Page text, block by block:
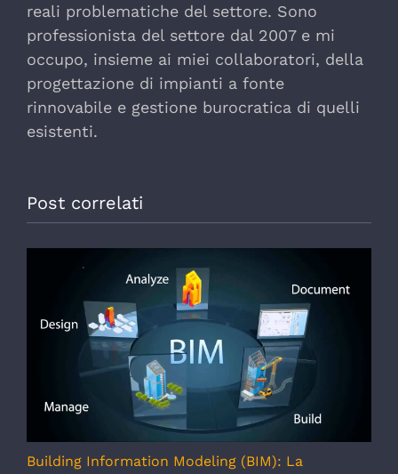
reali problematiche del settore. Sono
professionista del settore dal 2007 e mi
occupo, insieme ai miei collaboratori, della
progettazione di impianti a fonte
rinnovabile e gestione burocratica di quelli
esistenti.
Post correlati
Building Information Modeling (BIM): La